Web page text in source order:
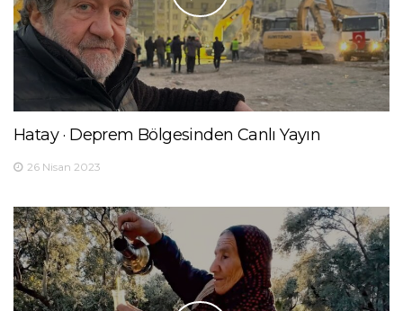
Hatay · Deprem Bölgesinden Canlı Yayın
26 Nisan 2023